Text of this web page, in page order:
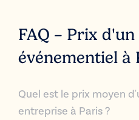
FAQ – Prix
événementiel à
Quel est le prix moyen
entreprise à Paris ?